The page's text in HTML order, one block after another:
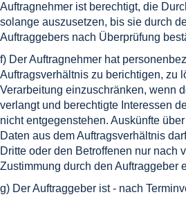
Auftragnehmer ist berechtigt, die
solange auszusetzen, bis sie durch
Auftraggebers nach Überprüfung
f) Der Auftragnehmer hat
Auftragsverhältnis zu berichtigen, zu
Verarbeitung einzuschränken, wenn
verlangt und berechtigte Interessen
nicht entgegenstehen. Auskünfte
Daten aus dem Auftragsverhältnis
Dritte oder den Betroffenen nur nach
Zustimmung durch den Auftraggeber
g) Der Auftraggeber ist - nach